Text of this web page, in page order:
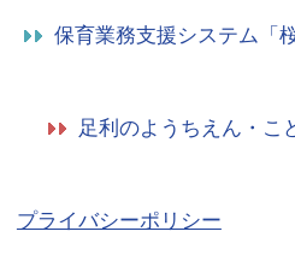
保育業務支援システム「桜
足利のようちえん・こ
プライバシーポリシー